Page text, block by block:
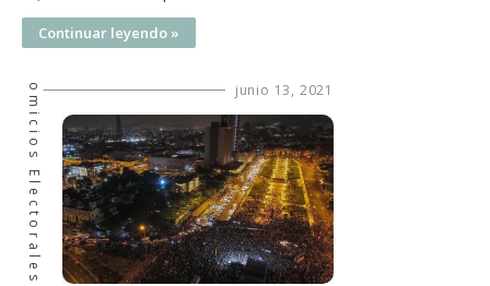
Continuar leyendo »
junio 13, 2021
Comicios Electorales